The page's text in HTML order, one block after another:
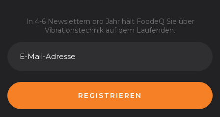
In 4-6 Newslettern pro Jahr hält FoodeQ Sie über
Vibrationstechnik auf dem Laufenden.